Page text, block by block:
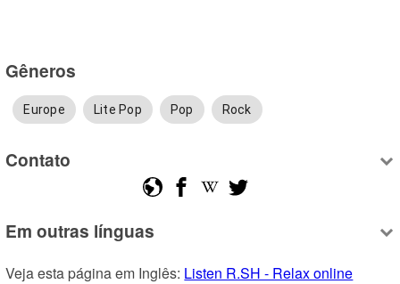
Gêneros
Europe Lite Pop Pop Rock
Contato
Em outras línguas
Veja esta página em Inglês: Listen R.SH - Relax online